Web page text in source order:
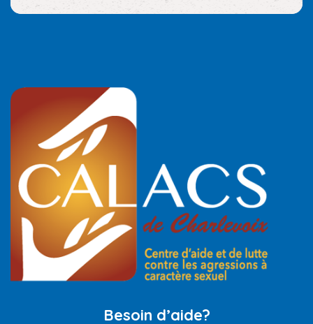
Besoin d’aide?